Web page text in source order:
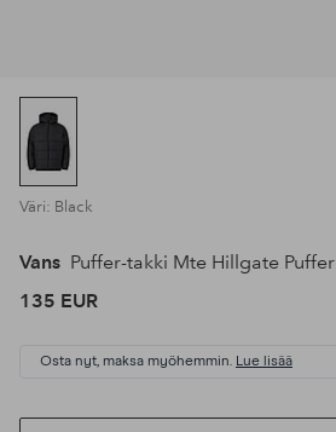
Väri: Black
Vans Puffer-takki Mte Hillgate Puffer
135 EUR
Osta nyt, maksa myöhemmin. Lue lisää